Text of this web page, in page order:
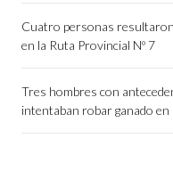
Cuatro personas
en la Ruta Provincial Nº 7
Tres hombres con
intentaban robar ganado